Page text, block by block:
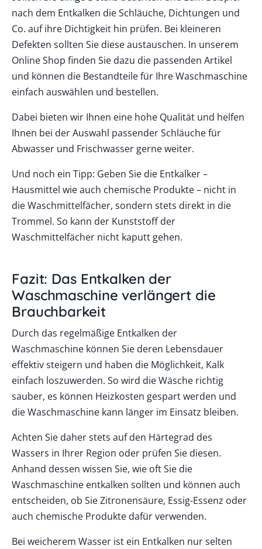
nach dem Entkalken die Schläuche, Dichtungen und
Co. auf ihre Dichtigkeit hin prüfen. Bei kleineren
Defekten sollten Sie diese austauschen. In unserem
Online Shop finden Sie dazu die passenden Artikel
und können die Bestandteile für Ihre Waschmaschine
einfach auswählen und bestellen.
Dabei bieten wir Ihnen eine hohe Qualität und helfen
Ihnen bei der Auswahl passender Schläuche für
Abwasser und Frischwasser gerne weiter.
Und noch ein Tipp: Geben Sie die Entkalker –
Hausmittel wie auch chemische Produkte – nicht in
die Waschmittelfächer, sondern stets direkt in die
Trommel. So kann der Kunststoff der
Waschmittelfächer nicht kaputt gehen.
Fazit: Das Entkalken der
Waschmaschine verlängert die
Brauchbarkeit
Durch das regelmäßige Entkalken der
Waschmaschine können Sie deren Lebensdauer
effektiv steigern und haben die Möglichkeit, Kalk
einfach loszuwerden. So wird die Wäsche richtig
sauber, es können Heizkosten gespart werden und
die Waschmaschine kann länger im Einsatz bleiben.
Achten Sie daher stets auf den Härtegrad des
Wassers in Ihrer Region oder prüfen Sie diesen.
Anhand dessen wissen Sie, wie oft Sie die
Waschmaschine entkalken sollten und können auch
entscheiden, ob Sie Zitronensäure, Essig-Essenz oder
auch chemische Produkte dafür verwenden.
Bei weicherem Wasser ist ein Entkalken nur selten